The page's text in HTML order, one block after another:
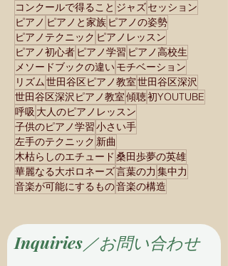
コンクールで得ること ジャズセッション
ピアノ ピアノと家族 ピアノの姿勢
ピアノテクニック ピアノレッスン
ピアノ初心者 ピアノ学習 ピアノ高校生
メソードブックの違いモチベーション
リズム世田谷区ピアノ教室世田谷区深沢
世田谷区深沢ピアノ教室傾聴初YOUTUBE
呼吸 大人のピアノレッスン
子供のピアノ学習小さい手
左手のテクニック 新曲
木枯らしのエチュード 桑田歩夢の英雄
華麗なる大ポロネーズ言葉の力 集中力
音楽が可能にするもの音楽の構造
Inquiries／お問い合わせ